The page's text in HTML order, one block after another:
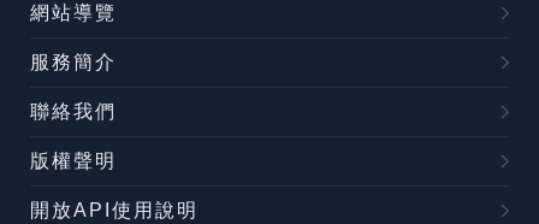
網站導覽
服務簡介
聯絡我們
版權聲明
開放API使用說明